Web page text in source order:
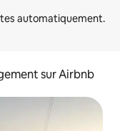
sur Airbnb